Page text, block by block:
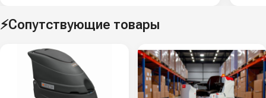
⚡Сопутствующие товары